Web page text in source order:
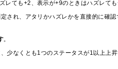
レても+2、表示が+9のときはハズレて
され、アタリかハズレかを直接的に確
。
少なくとも1つのステータスが1以上上